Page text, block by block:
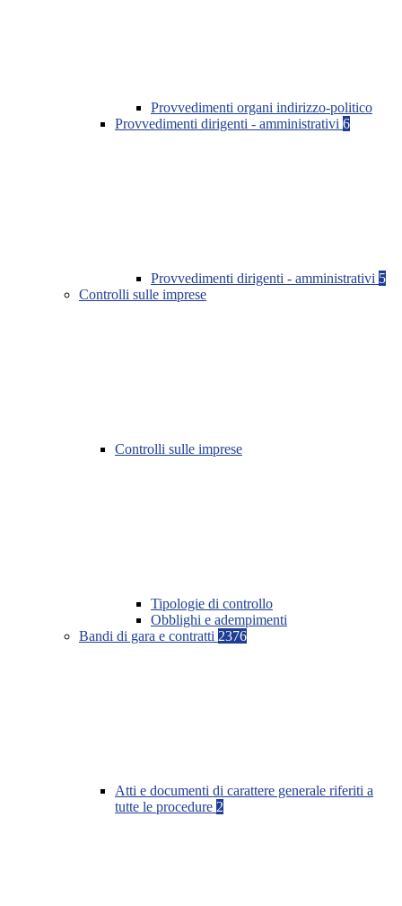
Provvedimenti organi indirizzo-politico
Provvedimenti dirigenti - amministrativi 6
Provvedimenti dirigenti - amministrativi 5
Controlli sulle imprese
Controlli sulle imprese
Tipologie di controllo
Obblighi e adempimenti
Bandi di gara e contratti 2376
Atti e documenti di carattere generale riferiti a
tutte le procedure 2